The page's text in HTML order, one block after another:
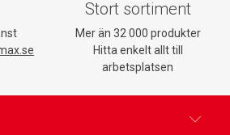
Stort sortiment
Mer än 32 000 produkter
Hitta enkelt allt till
arbetsplatsen